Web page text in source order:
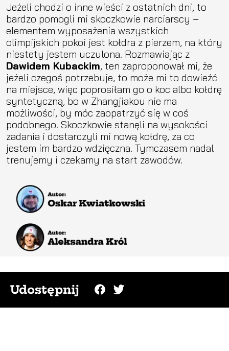
Jeżeli chodzi o inne wieści z ostatnich dni, to
bardzo pomogli mi skoczkowie narciarscy –
elementem wyposażenia wszystkich
olimpijskich pokoi jest kołdra z pierzem, na który
niestety jestem uczulona. Rozmawiając z
Dawidem Kubackim, ten zaproponował mi, że
jeżeli czegoś potrzebuje, to może mi to dowieźć
na miejsce, więc poprosiłam go o koc albo kołdrę
syntetyczną, bo w Zhangjiakou nie ma
możliwości, by móc zaopatrzyć się w coś
podobnego. Skoczkowie stanęli na wysokości
zadania i dostarczyli mi nową kołdrę, za co
jestem im bardzo wdzięczna. Tymczasem nadal
trenujemy i czekamy na start zawodów.
Udostępnij